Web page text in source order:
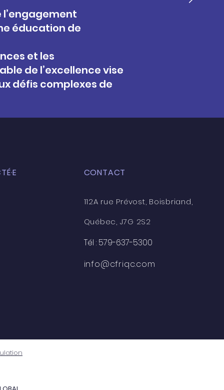
éducation de
et les
de l’excellence vise
défis complexes de
CONTACT
112A rue Prévost, Boisbriand,
Québec, J7G 2S2
Tél : 579-637-5300
info@cfriqc.com